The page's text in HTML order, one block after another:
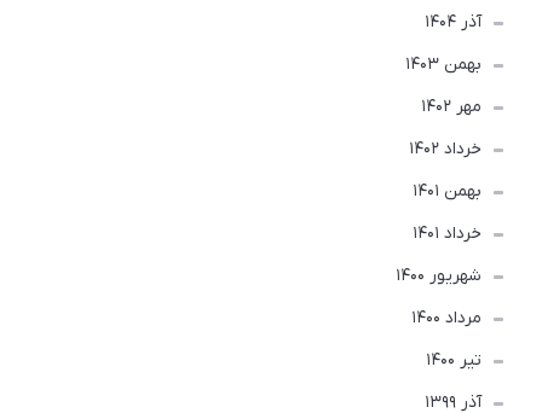
آذر 1404
بهمن 1403
مهر 1402
خرداد 1402
بهمن 1401
خرداد 1401
شهریور 1400
مرداد 1400
تير 1400
آذر 1399